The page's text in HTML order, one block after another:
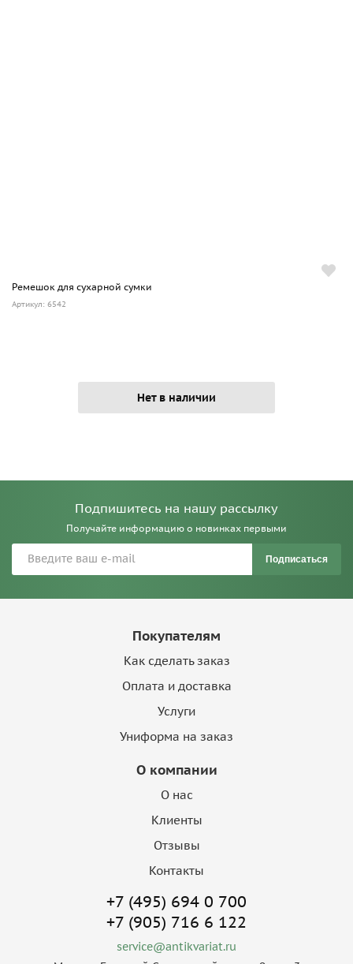
Ремешок для сухарной сумки
Артикул: 6542
Нет в наличии
Подпишитесь на нашу рассылку
Получайте информацию о новинках первыми
Подписаться
Покупателям
Как сделать заказ
Оплата и доставка
Услуги
Униформа на заказ
О компании
О нас
Клиенты
Отзывы
Контакты
+7 (495) 694 0 700
+7 (905) 716 6 122
service@antikvariat.ru